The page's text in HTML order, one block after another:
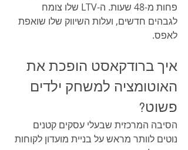
פחות מ-48 שעות. ה-LTV שלו צומח
לגבהים חדשים, ועלות השיווק שלו שואפת
לאפס.
איך ברודקאסט הופכת את
האוטומציה למשחק ילדים
פשוט?
הסיבה המרכזית שבעלי עסקים קטנים
נוטים לוותר מראש על בניית מועדון לקוחות